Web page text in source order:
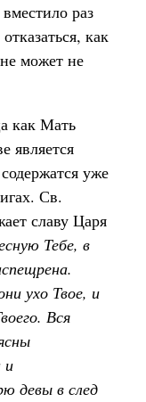
раз
как
может не
как Мать
является
уже
Св.
славу Царя
Тебе, в
ухо Твое, и
Вся
и
девы в след